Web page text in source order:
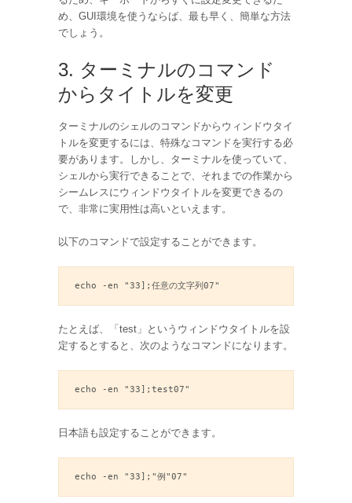
め、GUI環境を使うならば、最も早く、簡単な方法
でしょう。
3. ターミナルのコマンド
からタイトルを変更
ターミナルのシェルのコマンドからウィンドウタイ
トルを変更するには、特殊なコマンドを実行する必
要があります。しかし、ターミナルを使っていて、
シェルから実行できることで、それまでの作業から
シームレスにウィンドウタイトルを変更できるの
で、非常に実用性は高いといえます。
以下のコマンドで設定することができます。
echo -en "33];任意の文字列07"
たとえば、「test」というウィンドウタイトルを設
定するとすると、次のようなコマンドになります。
echo -en "33];test07"
日本語も設定することができます。
echo -en "33];"例"07"